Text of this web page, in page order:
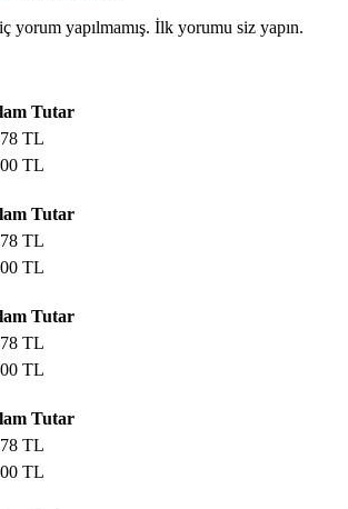
yorum yapılmamış. İlk yorumu siz yapın.
Tutar
TL
TL
Tutar
TL
TL
Tutar
TL
TL
Tutar
TL
TL